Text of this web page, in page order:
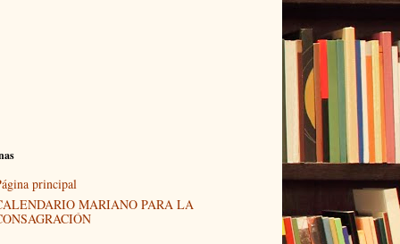
principal
MARIANO PARA LA